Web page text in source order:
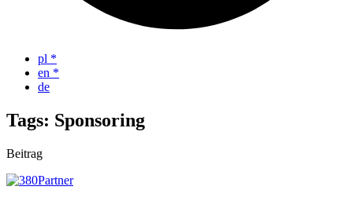
pl *
en *
de
Tags: Sponsoring
Beitrag